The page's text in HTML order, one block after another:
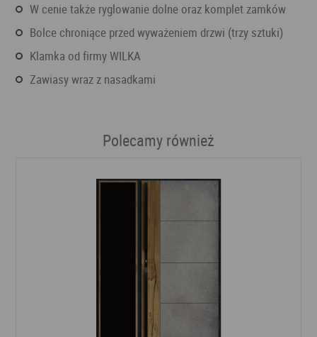
W cenie także ryglowanie dolne oraz komplet zamków
Bolce chroniące przed wyważeniem drzwi (trzy sztuki)
Klamka od firmy WILKA
Zawiasy wraz z nasadkami
Polecamy również